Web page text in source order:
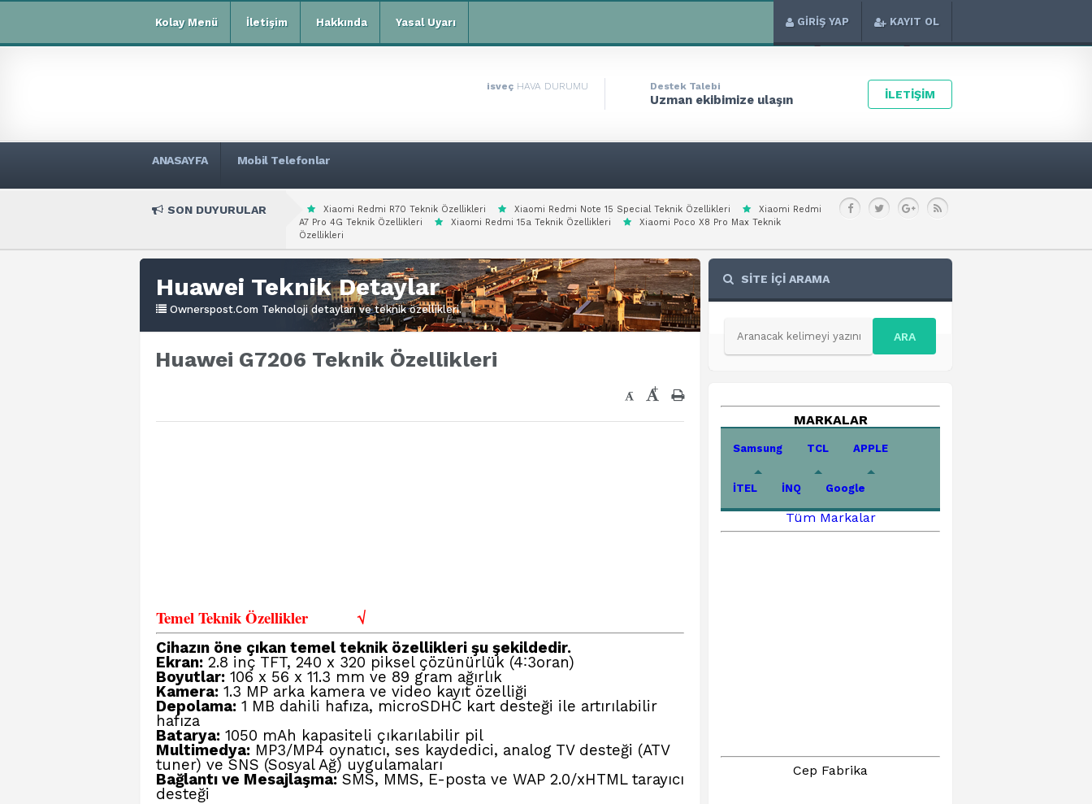
Kolay Menü İletişim Hakkında Yasal Uyarı GİRİŞ YAP KAYIT OL
isveç HAVA DURUMU Destek Talebi
Uzman ekibimize ulaşın İLETİŞİM
ANASAYFA Mobil Telefonlar
SON DUYURULAR Xiaomi Redmi R70 Teknik Özellikleri Xiaomi Redmi Note 15 Special Teknik Özellikleri
Xiaomi Redmi
A7 Pro 4G Teknik Özellikleri
Xiaomi Redmi 15a Teknik Özellikleri
Xiaomi Poco X8 Pro Max Teknik
Özellikleri
Huawei Teknik Detaylar
Ownerspost.Com Teknoloji detayları ve teknik özellikleri.
Huawei G7206 Teknik Özellikleri
- +
Temel Teknik Özellikler√
Cihazın öne çıkan temel teknik özellikleri şu şekildedir.
Ekran: 2.8 inç TFT, 240 x 320 piksel çözünürlük (4∶3oran)
Boyutlar: 106 x 56 x 11.3 mm ve 89 gram ağırlık
Kamera: 1.3 MP arka kamera ve video kayıt özelliği
Depolama: 1 MB dahili hafıza, microSDHC kart desteği ile artırılabilir
hafıza
Batarya: 1050 mAh kapasiteli çıkarılabilir pil
Multimedya: MP3/MP4 oynatıcı, ses kaydedici, analog TV desteği (ATV
tuner) ve SNS (Sosyal Ağ) uygulamaları
Bağlantı ve Mesajlaşma: SMS, MMS, E-posta ve WAP 2.0/xHTML tarayıcı
desteği
SİTE İÇİ ARAMA
ARA
MARKALAR
Samsung TCL APPLE
İTEL İNQ Google
Tüm Markalar
Cep Fabrika